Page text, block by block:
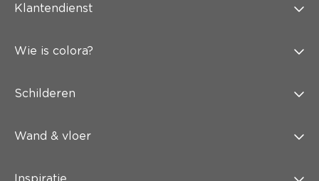
Klantendienst
Wie is colora?
Schilderen
Wand & vloer